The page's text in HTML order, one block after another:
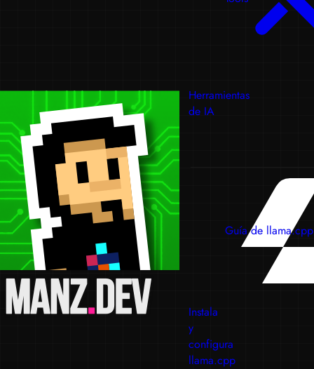
Herramientas
de IA
Guía de llama.cpp
Instala
y
configura
llama.cpp